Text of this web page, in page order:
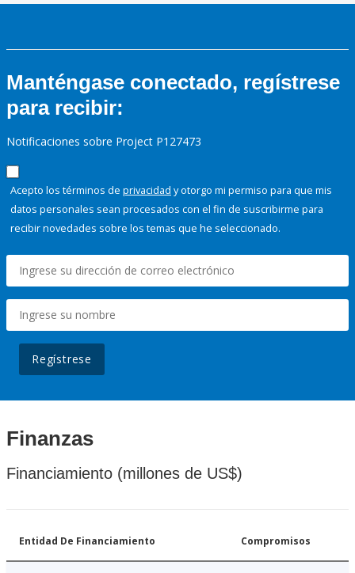
Manténgase conectado, regístrese
para recibir:
Notificaciones sobre Project P127473
Acepto los términos de privacidad y otorgo mi permiso para que mis
datos personales sean procesados con el fin de suscribirme para
recibir novedades sobre los temas que he seleccionado.
Regístrese
Finanzas
Financiamiento (millones de US$)
Entidad De Financiamiento Compromisos